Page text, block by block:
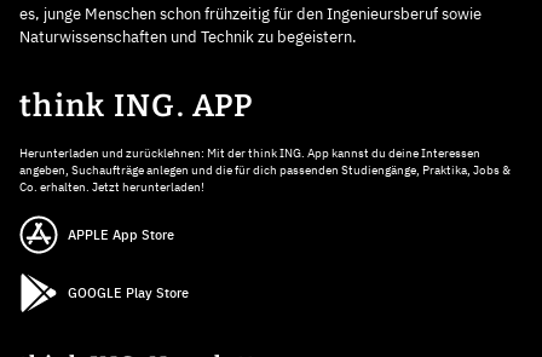
es, junge Menschen schon frühzeitig für den Ingenieursberuf sowie
Naturwissenschaften und Technik zu begeistern.
think ING. APP
Herunterladen und zurücklehnen: Mit der think ING. App kannst du deine Interessen
angeben, Suchaufträge anlegen und die für dich passenden Studiengänge, Praktika, Jobs &
Co. erhalten. Jetzt herunterladen!
APPLE App Store
GOOGLE Play Store